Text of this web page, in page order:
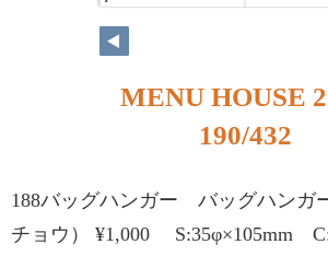
MENU HOUSE
190/432
188バッグハンガー バッグハンガ
チョウ） ¥1,000 S:35φ×105mm